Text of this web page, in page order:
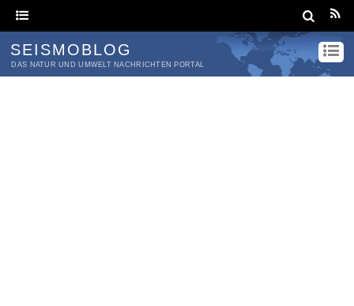
SEISMOBLOG
DAS NATUR UND UMWELT NACHRICHTEN PORTAL